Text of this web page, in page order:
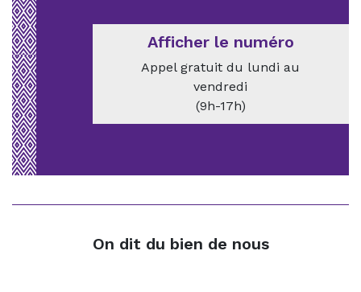
Afficher le numéro
Appel gratuit du lundi au
vendredi
(9h-17h)
On dit du bien de nous